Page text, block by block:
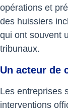
opérations et
des huissiers
qui ont souvent
tribunaux.
Un acteur de
Les entreprises
interventions